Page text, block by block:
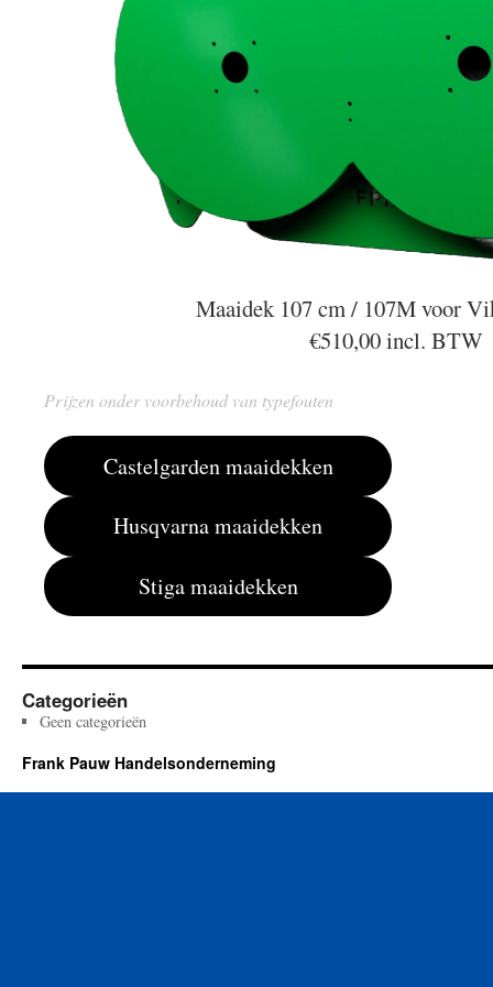
Maaidek 107 cm / 107M voor
€510,00 incl. BTW
Prijzen onder voorbehoud van typefouten
Castelgarden maaidekken
Husqvarna maaidekken
Stiga maaidekken
Categorieën
Geen categorieën
Frank Pauw Handelsonderneming